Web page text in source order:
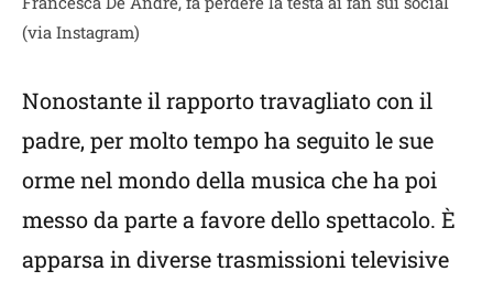
(via Instagram)
Nonostante il rapporto travagliato con il
padre, per molto tempo ha seguito le sue
orme nel mondo della musica che ha poi
messo da parte a favore dello spettacolo. È
apparsa in diverse trasmissioni televisive